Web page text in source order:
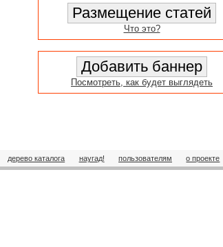
Что это?
Посмотреть, как будет выглядеть
дерево каталога наугад! пользователям о проекте